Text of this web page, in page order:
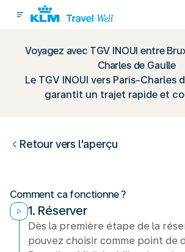
Voyagez avec TGV INOUI entre
Charles de Gaulle
Le TGV INOUI vers Paris-Charles
garantit un trajet rapide et
Retour vers l'aperçu
Comment ca fonctionne ?
1. Réserver
Dès la première étape de la
pouvez choisir comme point de